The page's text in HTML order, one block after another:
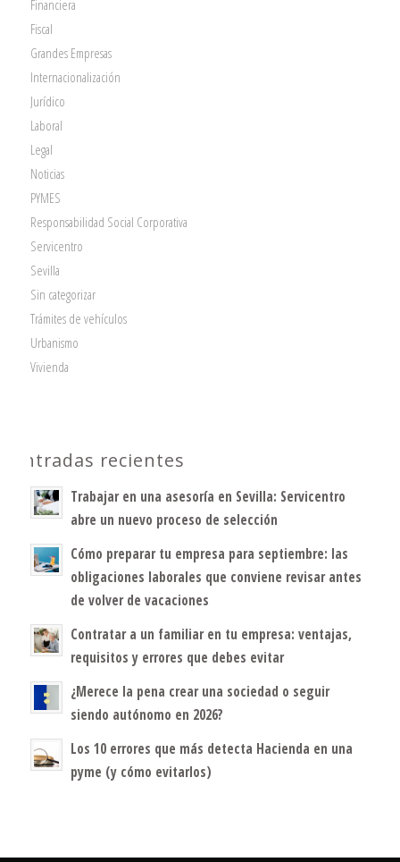
Financiera
Fiscal
Grandes Empresas
Internacionalización
Jurídico
Laboral
Legal
Noticias
PYMES
Responsabilidad Social Corporativa
Servicentro
Sevilla
Sin categorizar
Trámites de vehículos
Urbanismo
Vivienda
Entradas recientes
Trabajar en una asesoría en Sevilla: Servicentro
abre un nuevo proceso de selección
Cómo preparar tu empresa para septiembre: las
obligaciones laborales que conviene revisar antes
de volver de vacaciones
Contratar a un familiar en tu empresa: ventajas,
requisitos y errores que debes evitar
¿Merece la pena crear una sociedad o seguir
siendo autónomo en 2026?
Los 10 errores que más detecta Hacienda en una
pyme (y cómo evitarlos)